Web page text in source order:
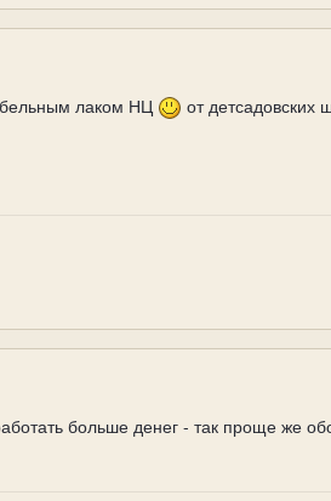
лаком НЦ
от детсадовских
больше денег - так проще же